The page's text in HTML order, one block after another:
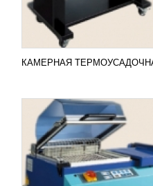
КАМЕРНАЯ
ПОДРОБНЕЕ